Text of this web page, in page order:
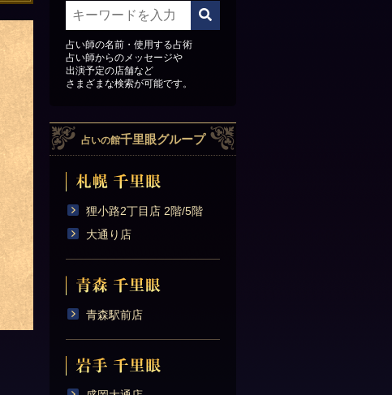
占い師の名前・使用する占術
占い師からのメッセージや
出演予定の店舗など
さまざまな検索が可能です。
占いの館千里眼グループ
狸小路2丁目店 2階/5階
大通り店
青森駅前店